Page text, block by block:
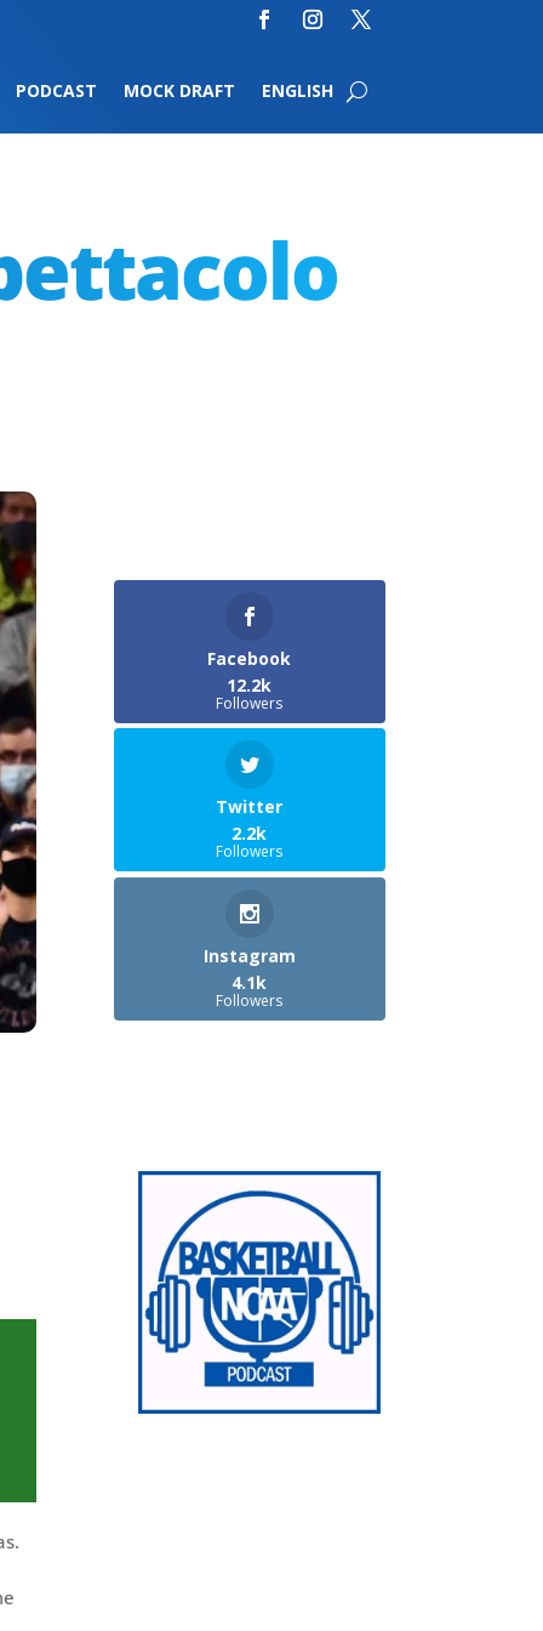
PODCAST MOCK DRAFT ENGLISH
Facebook
12.2k
Followers
Twitter
2.2k
Followers
Instagram
4.1k
Followers